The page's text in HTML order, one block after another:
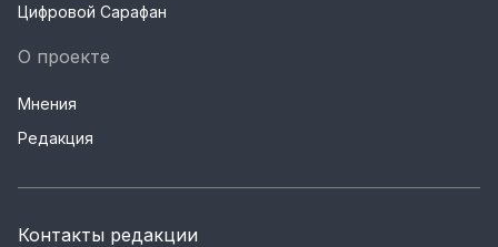
Цифровой Сарафан
О проекте
Мнения
Редакция
Контакты редакции